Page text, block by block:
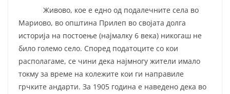
Живово, кое е едно од подалечните села во
Мариово, во општина Прилеп во својата долга
историја на постоење (најмалку 6 века) никогаш не
било големо село. Според податоците со кои
располагаме, се чини дека најмногу жители имало
токму за време на колежите кои ги направиле
грчките андарти. За 1905 година е наведено дека во